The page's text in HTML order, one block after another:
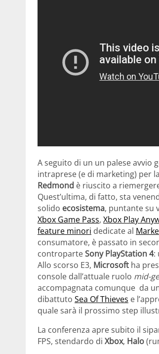
A seguito di un un palese avvio
intraprese (e di marketing) per
Redmond è riuscito a
Quest’ultima, di fatto, sta
solido ecosistema, puntante su
Xbox Game Pass, Xbox Play
feature minori dedicate al
consumatore, è passato in
controparteSony PlayStation 4:
Allo scorso E3, Microsoft ha
console dall’attuale ruolo mid-
accompagnata comunque da
dibattuto Sea Of Thieves e
quale sarà il prossimo step
La conferenza apre subito il
FPS, stendardo di Xbox, Halo